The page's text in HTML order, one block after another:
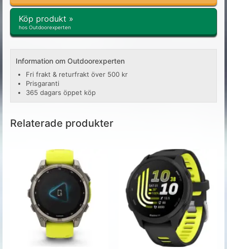
Köp produkt »
hos Outdoorexperten
Information om Outdoorexperten
Fri frakt & returfrakt över 500 kr
Prisgaranti
365 dagars öppet köp
Relaterade produkter